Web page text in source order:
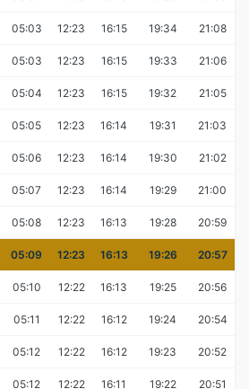
05:03 12:23 16:15 19:34 21:08
05:03 12:23 16:15 19:33 21:06
05:04 12:23 16:15 19:32 21:05
05:05 12:23 16:14 19:31 21:03
05:06 12:23 16:14 19:30 21:02
05:07 12:23 16:14 19:29 21:00
05:08 12:23 16:13 19:28 20:59
05:09 12:23 16:13 19:26 20:57
05:10 12:22 16:13 19:25 20:56
05:11 12:22 16:12 19:24 20:54
05:12 12:22 16:12 19:23 20:52
05:12 12:22 16:11 19:22 20:51